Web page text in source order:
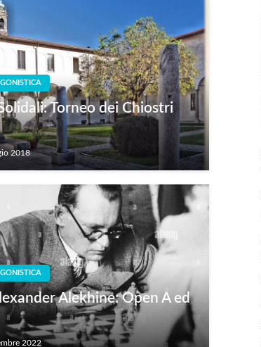
Torneo dei Chiostri
2018
Alekhine: Open A ed
2022